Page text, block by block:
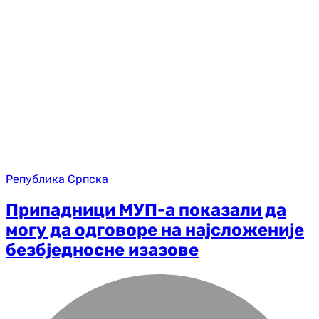
Република Српска
Припадници МУП-а показали да
могу да одговоре на најсложеније
безбједносне изазове